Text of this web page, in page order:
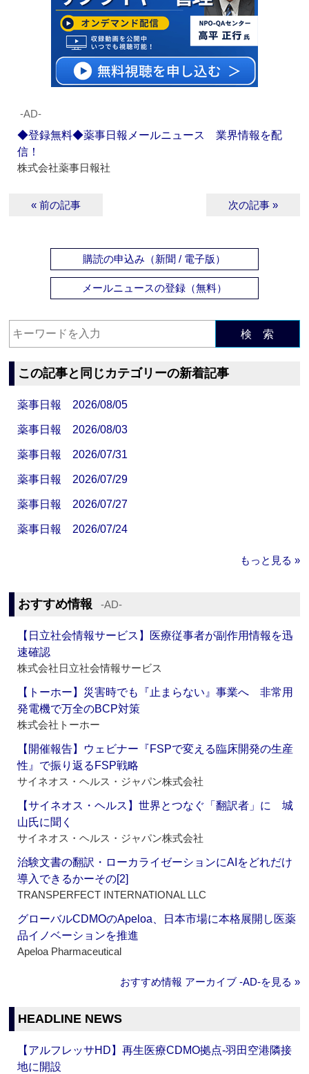
‐AD‐
◆登録無料◆薬事日報メールニュース 業界情報を配
信！
株式会社薬事日報社
« 前の記事 次の記事 »
購読の申込み（新聞 / 電子版）
メールニュースの登録（無料）
検 索
この記事と同じカテゴリーの新着記事
薬事日報 2026/08/05
薬事日報 2026/08/03
薬事日報 2026/07/31
薬事日報 2026/07/29
薬事日報 2026/07/27
薬事日報 2026/07/24
もっと見る »
おすすめ情報 ‐AD‐
【日立社会情報サービス】医療従事者が副作用情報を迅
速確認
株式会社日立社会情報サービス
【トーホー】災害時でも『止まらない』事業へ 非常用
発電機で万全のBCP対策
株式会社トーホー
【開催報告】ウェビナー『FSPで変える臨床開発の生産
性』で振り返るFSP戦略
サイネオス・ヘルス・ジャパン株式会社
【サイネオス・ヘルス】世界とつなぐ「翻訳者」に 城
山氏に聞く
サイネオス・ヘルス・ジャパン株式会社
治験文書の翻訳・ローカライゼーションにAIをどれだけ
導入できるかーその[2]
TRANSPERFECT INTERNATIONAL LLC
グローバルCDMOのApeloa、日本市場に本格展開し医薬
品イノベーションを推進
Apeloa Pharmaceutical
おすすめ情報 アーカイブ ‐AD‐を見る »
HEADLINE NEWS
【アルフレッサHD】再生医療CDMO拠点‐羽田空港隣接
地に開設